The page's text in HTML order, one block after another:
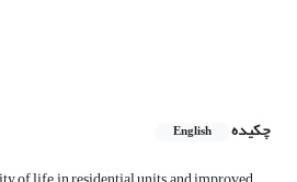
چکیده
English